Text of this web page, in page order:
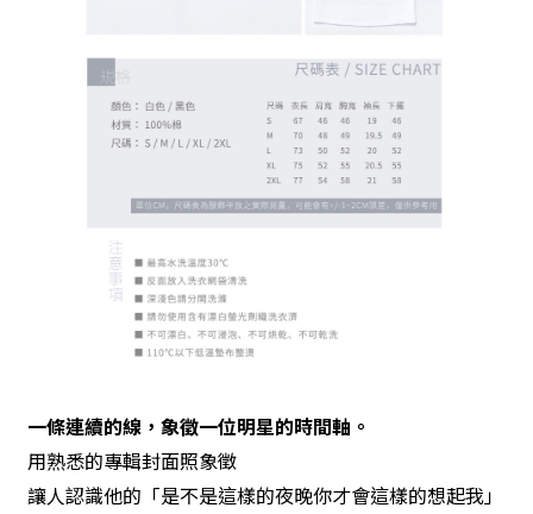
一條連續的線，象徵一位明星的時間軸。
用熟悉的專輯封面照象徵
讓人認識他的「是不是這樣的夜晚你才會這樣的想起我」